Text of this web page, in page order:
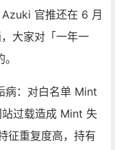
官推还在 6 月
大家对「一年一
病：对白名单 Mint
过载造成 Mint 失
征重复度高，持有